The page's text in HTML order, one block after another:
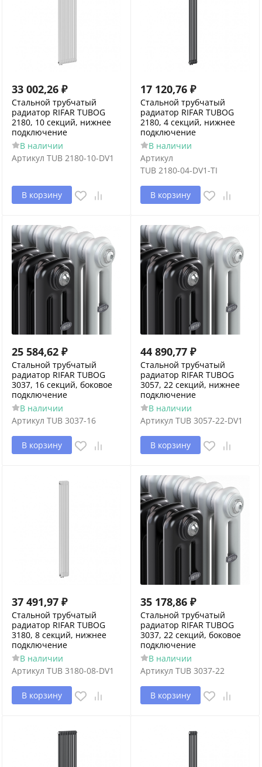
33 002,26 ₽
Стальной трубчатый
радиатор RIFAR TUBOG
2180, 10 секций, нижнее
подключение
В наличии
Артикул TUB 2180-10-DV1
В корзину
17 120,76 ₽
Стальной трубчатый
радиатор RIFAR TUBOG
2180, 4 секций, нижнее
подключение
В наличии
Артикул
TUB 2180-04-DV1-TI
В корзину
25 584,62 ₽
Стальной трубчатый
радиатор RIFAR TUBOG
3037, 16 секций, боковое
подключение
В наличии
Артикул TUB 3037-16
В корзину
44 890,77 ₽
Стальной трубчатый
радиатор RIFAR TUBOG
3057, 22 секций, нижнее
подключение
В наличии
Артикул TUB 3057-22-DV1
В корзину
37 491,97 ₽
Стальной трубчатый
радиатор RIFAR TUBOG
3180, 8 секций, нижнее
подключение
В наличии
Артикул TUB 3180-08-DV1
В корзину
35 178,86 ₽
Стальной трубчатый
радиатор RIFAR TUBOG
3037, 22 секций, боковое
подключение
В наличии
Артикул TUB 3037-22
В корзину